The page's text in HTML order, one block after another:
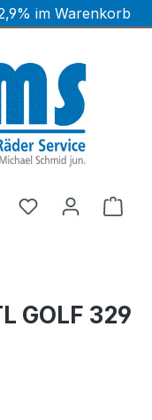
im Warenkorb
GOLF 329